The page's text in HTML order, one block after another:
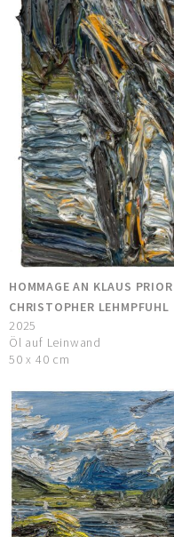
HOMMAGE AN KLAUS PRIOR
CHRISTOPHER LEHMPFUHL
2025
Öl auf Leinwand
50 x 40 cm